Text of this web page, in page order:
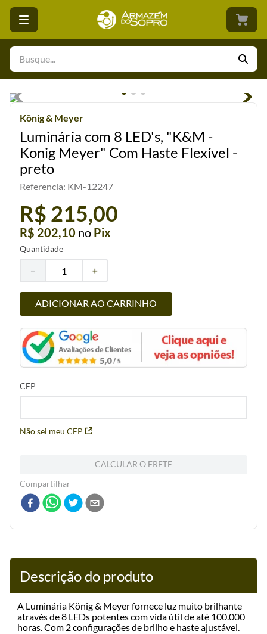
Busque...
König & Meyer
Luminária com 8 LED's, "K&M -
Konig Meyer" Com Haste Flexível -
preto
Referencia: KM-12247
R$ 215,00
R$ 202,10 no Pix
Quantidade
＋
－
ADICIONAR AO CARRINHO
CEP
Não sei meu CEP
CALCULAR O FRETE
Compartilhar
Descrição do produto
A Luminária König & Meyer fornece luz muito brilhante
através de 8 LEDs potentes com vida útil de até 100.000
horas. Com 2 configurações de brilho e haste ajustável.